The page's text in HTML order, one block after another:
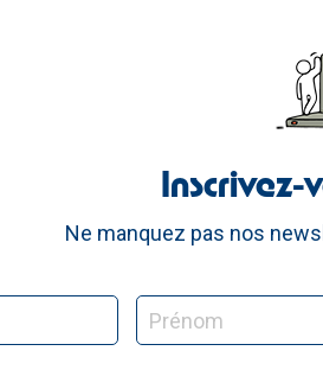
Inscrivez-
Ne manquez pas nos